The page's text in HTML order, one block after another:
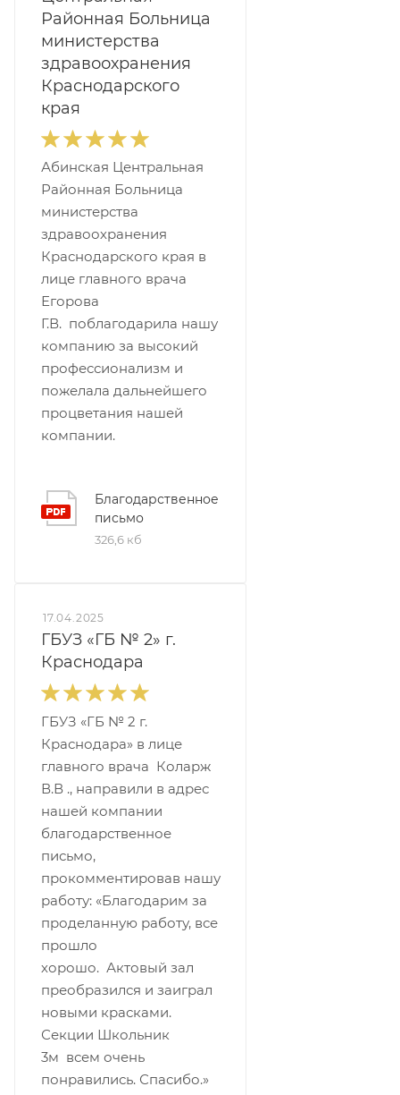
Районная Больница
министерства
здравоохранения
Краснодарского
края
Абинская Центральная
Районная Больница
министерства
здравоохранения
Краснодарского края в
лице главного врача
Егорова
Г.В. поблагодарила нашу
компанию за высокий
профессионализм и
пожелала дальнейшего
процветания нашей
компании.
Благодарственное
письмо
326,6 кб
17.04.2025
ГБУЗ «ГБ № 2» г.
Краснодара
ГБУЗ «ГБ № 2 г.
Краснодара» в лице
главного врача Коларж
В.В ., направили в адрес
нашей компании
благодарственное
письмо,
прокомментировав нашу
работу: «Благодарим за
проделанную работу, все
прошло
хорошо. Актовый зал
преобразился и заиграл
новыми красками.
Секции Школьник
3м всем очень
понравились. Спасибо.»